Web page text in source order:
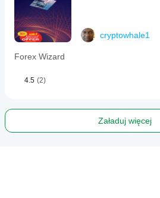
cryptowhale1
Forex Wizard
4.5 (2)
Załaduj więcej